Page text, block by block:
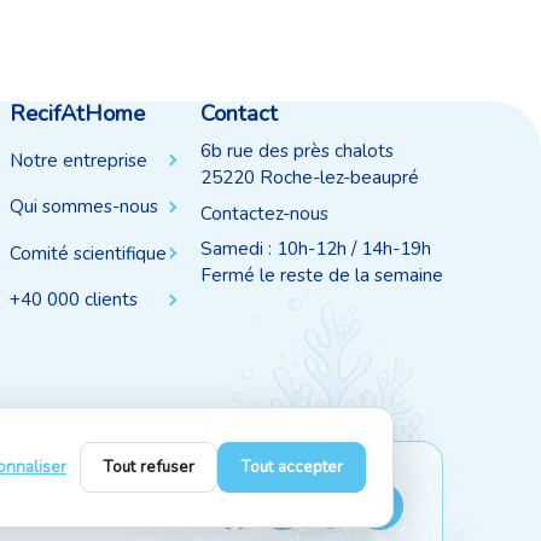
RecifAtHome
Notre entreprise
Qui sommes-nous
Comité scientifique
+40 000 clients
Contact
6b rue des près chalots
25220 Roche-lez-beaupré
Contactez-nous
Samedi : 10h-12h / 14h-19h
Fermé le reste de la semaine
Tout refuser Tout accepter